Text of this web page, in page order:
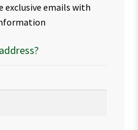
exclusive emails with